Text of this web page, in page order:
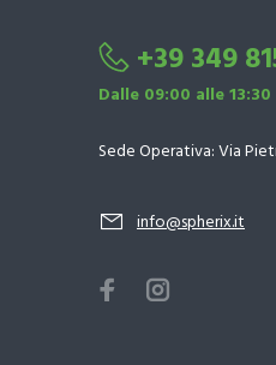
+39 349
Dalle 09:00 alle
Sede Operativa: Via
info@spherix.it